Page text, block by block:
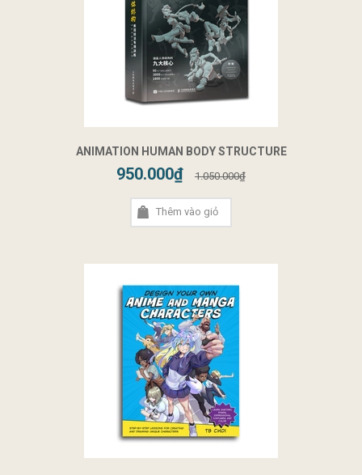
ANIMATION HUMAN BODY STRUCTURE
950.000₫ 1.050.000₫
Thêm vào giỏ